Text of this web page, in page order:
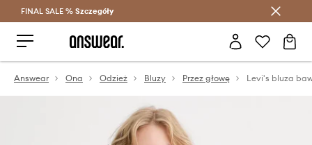
Oszczędzaj z Answear Club >
FINAL SALE % Szczegóły
Answear Ona Odzież Bluzy Przez głowę Levi's bluza